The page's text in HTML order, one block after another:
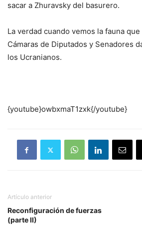
sacar a Zhuravsky del basurero.
La verdad cuando vemos la fauna
Cámaras de Diputados y Senadores
los Ucranianos.
{youtube}owbxmaT1zxk{/youtube}
Artículo anterior
Reconfiguración de fuerzas
(parte II)